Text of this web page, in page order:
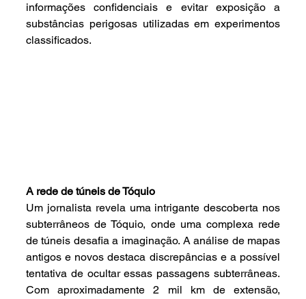
informações confidenciais e evitar exposição a
substâncias perigosas utilizadas em experimentos
classificados.
A rede de túneis de Tóquio
Um jornalista revela uma intrigante descoberta nos
subterrâneos de Tóquio, onde uma complexa rede
de túneis desafia a imaginação. A análise de mapas
antigos e novos destaca discrepâncias e a possível
tentativa de ocultar essas passagens subterrâneas.
Com aproximadamente 2 mil km de extensão,